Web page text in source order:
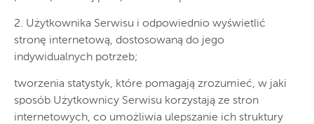
2. Użytkownika Serwisu i odpowiednio wyświetlić
stronę internetową, dostosowaną do jego
indywidualnych potrzeb;
tworzenia statystyk, które pomagają zrozumieć, w jaki
sposób Użytkownicy Serwisu korzystają ze stron
internetowych, co umożliwia ulepszanie ich struktury